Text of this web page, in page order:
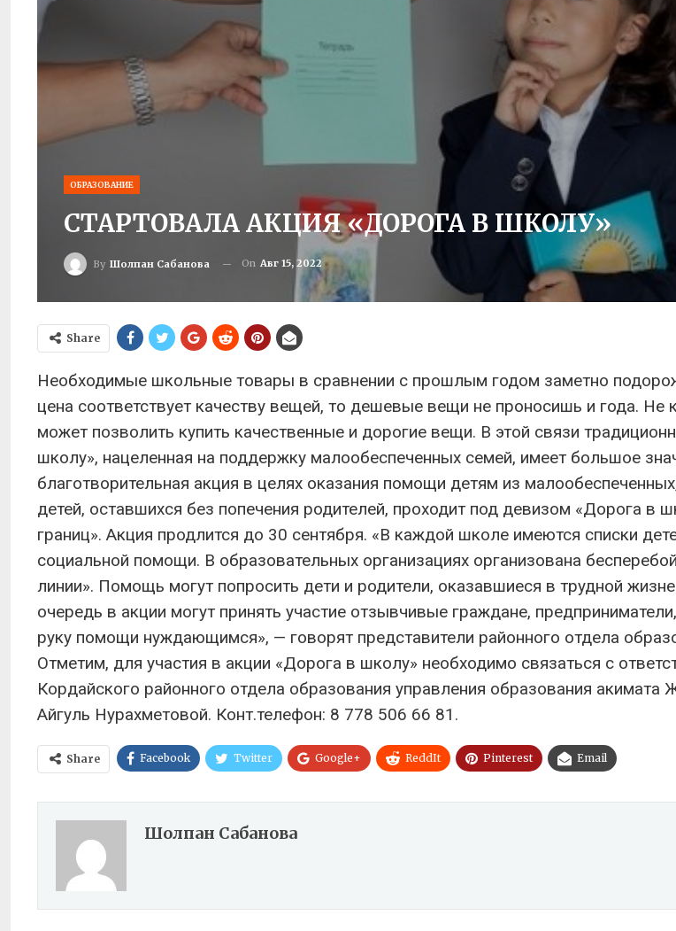
ОБРАЗОВАНИЕ
СТАРТОВАЛА АКЦИЯ «ДОРОГА В ШКОЛУ»
By Шолпан Сабанова On Авг 15, 2022
Share
Необходимые школьные товары в сравнении с прошлым годом заметно
цена соответствует качеству вещей, то дешевые вещи не проносишь и года. Не
может позволить купить качественные и дорогие вещи. В этой связи
школу», нацеленная на поддержку малообеспеченных семей, имеет большое
благотворительная акция в целях оказания помощи детям из
детей, оставшихся без попечения родителей, проходит под девизом «Дорога в
границ». Акция продлится до 30 сентября. «В каждой школе имеются списки
социальной помощи. В образовательных организациях организована
линии». Помощь могут попросить дети и родители, оказавшиеся в трудной
очередь в акции могут принять участие отзывчивые граждане,
руку помощи нуждающимся», — говорят представители районного отдела
Отметим, для участия в акции «Дорога в школу» необходимо связаться с
Кордайского районного отдела образования управления образования акимата
Айгуль Нурахметовой. Конт.телефон: 8 778 506 66 81.
Share Facebook Twitter Google+ ReddIt Pinterest Email
Шолпан Сабанова